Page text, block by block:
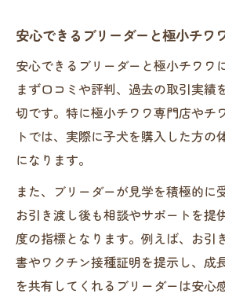
極小チワワブリーダーが伝
点
ブリーダーから学ぶ極小
ク
超極小チワワブリーダー
実
極小サイズのチワワが抱
析
ブリーダーが語る極小チ
チワワ好き必見 極小サイズに
ブリーダー推奨の極小チワ
安心できるブリーダーと極小チワ
安心できるブリーダーと極小チワワ
まず口コミや評判、過去の取引実績
切です。特に極小チワワ専門店やチ
トでは、実際に子犬を購入した方の
になります。
また、ブリーダーが見学を積極的に
お引き渡し後も相談やサポートを提
度の指標となります。例えば、お引
書やワクチン接種証明を提示し、成
を共有してくれるブリーダーは安心